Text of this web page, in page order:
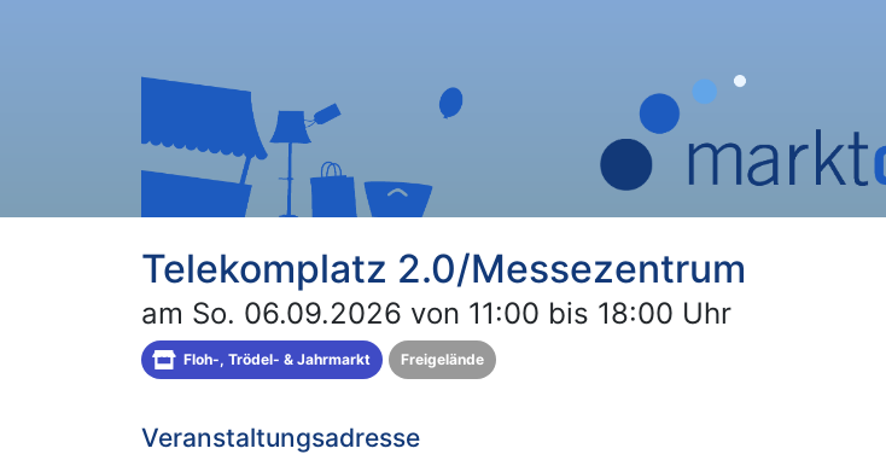
Telekomplatz 2.0/Messezentrum
am So. 06.09.2026 von 11:00 bis 18:00 Uhr
Floh-, Trödel- & Jahrmarkt Freigelände
Veranstaltungsadresse